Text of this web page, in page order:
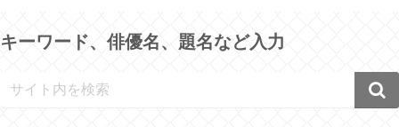
キーワード、俳優名、題名など入力